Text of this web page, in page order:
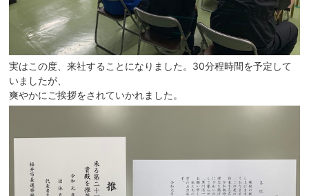
実はこの度、来社することになりました。30分程時間を予定して
いましたが、
爽やかにご挨拶をされていかれました。